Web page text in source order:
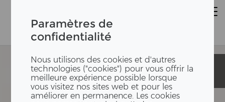
Paramètres de
confidentialité
Nous utilisons des cookies et d'autres
technologies ("cookies") pour vous offrir la
meilleure expérience possible lorsque
vous visitez nos sites web et pour les
améliorer en permanence. Les cookies
Jardin
d'enfants
Jardin
d'enfants